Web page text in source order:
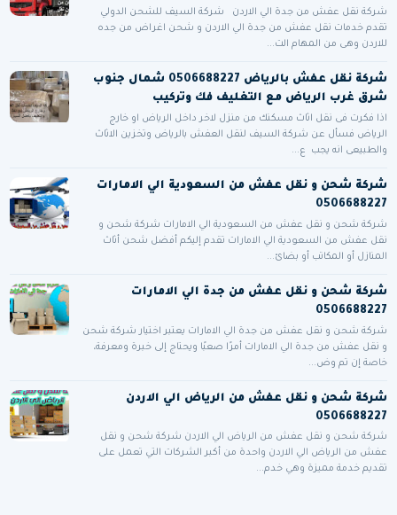
شركة نقل عفش من جدة الي الاردن شركة السيف للشحن الدولي
تقدم خدمات نقل عفش من جدة الي الاردن و شحن اغراض من جده
للاردن وهى من المهام الت...
شركة نقل عفش بالرياض 0506688227 شمال جنوب
شرق غرب الرياض مع التغليف فك وتركيب
اذا فكرت فى نقل اثاث مسكنك من منزل لاخر داخل الرياض او خارج
الرياض فسأل عن شركة السيف لنقل العفش بالرياض وتخزين الاثاث
والطبيعى انه يجب ع...
شركة شحن و نقل عفش من السعودية الي الامارات
0506688227
شركة شحن و نقل عفش من السعودية الي الامارات شركة شحن و
نقل عفش من السعودية الي الامارات تقدم إليكم أفضل شحن أثاث
المنازل أو المكاتب أو بضائ...
شركة شحن و نقل عفش من جدة الي الامارات
0506688227
شركة شحن و نقل عفش من جدة الي الامارات يعتبر اختيار شركة شحن
و نقل عفش من جدة الي الامارات أمرًا صعبًا ويحتاج إلى خبرة ومعرفة،
خاصة إن تم وض...
شركة شحن و نقل عفش من الرياض الي الاردن
0506688227
شركة شحن و نقل عفش من الرياض الي الاردن شركة شحن و نقل
عفش من الرياض الي الاردن واحدة من أكبر الشركات التي تعمل على
تقديم خدمة مميزة وهي خدم...